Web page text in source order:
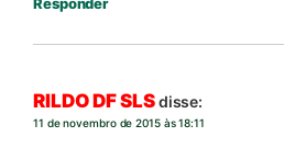
Responder
RILDO DF SLSdisse:
11 de novembro de 2015 às 18:11